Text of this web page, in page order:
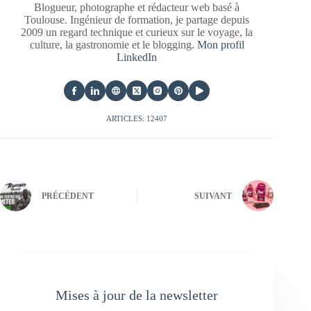
Blogueur, photographe et rédacteur web basé à
Toulouse. Ingénieur de formation, je partage depuis
2009 un regard technique et curieux sur le voyage, la
culture, la gastronomie et le blogging. Mon profil
LinkedIn
ARTICLES: 12407
PRÉCÉDENT SUIVANT
Mises à jour de la newsletter